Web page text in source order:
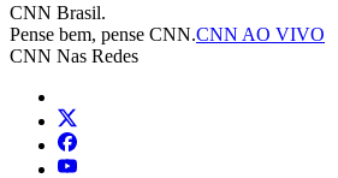
CNN Brasil.
Pense bem, pense CNN.CNN AO VIVO
CNN Nas Redes